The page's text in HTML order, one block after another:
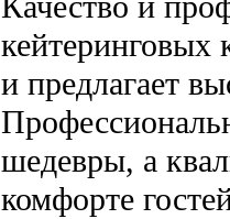
кейтеринговых
и предлагает
шедевры, а
комфорте